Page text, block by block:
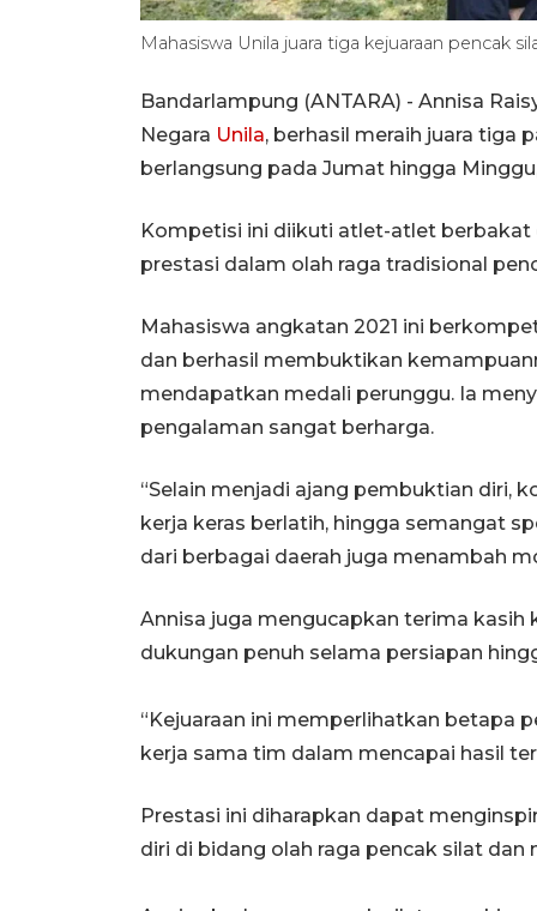
Mahasiswa Unila juara tiga kejuaraan pencak
Bandarlampung (ANTARA) - Annisa
Negara Unila, berhasil meraih juara tiga
berlangsung pada Jumat hingga
Kompetisi ini diikuti atlet-atlet berbakat
prestasi dalam olah raga tradisional
Mahasiswa angkatan 2021 ini
dan berhasil membuktikan
mendapatkan medali perunggu. Ia
pengalaman sangat berharga.
“Selain menjadi ajang pembuktian diri,
kerja keras berlatih, hingga semangat
dari berbagai daerah juga menambah
Annisa juga mengucapkan terima kasih
dukungan penuh selama persiapan
“Kejuaraan ini memperlihatkan betapa
kerja sama tim dalam mencapai hasil
Prestasi ini diharapkan dapat
diri di bidang olah raga pencak silat dan